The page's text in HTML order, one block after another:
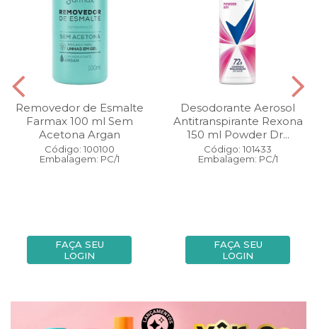
Removedor de Esmalte
Farmax 100 ml Sem
Acetona Argan
Código: 100100
Embalagem: PC/1
FAÇA SEU
LOGIN
Desodorante Aerosol
Antitranspirante Rexona
150 ml Powder Dr...
Código: 101433
Embalagem: PC/1
FAÇA SEU
LOGIN